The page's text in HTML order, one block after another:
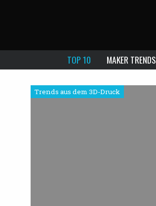
TOP 10 MAKER TRENDS
Trends aus dem 3D-Druck